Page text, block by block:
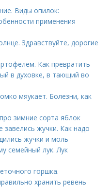
Виды опилок:
применения
Здравствуйте, дорогие
Как превратить
в духовке, в тающий во
мяукает. Болезни, как
зимние сорта яблок
завелись жучки. Как надо
жучки и моль
семейный лук. Лук
горшка.
хранить ревень